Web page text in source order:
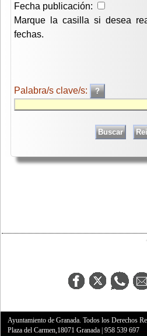
Fecha publicación:
Marque la casilla si desea
fechas.
Palabra/s clave/s:
Ayuntamiento de Granada. Todos los Derechos
Plaza del Carmen,18071 Granada |958 539 697